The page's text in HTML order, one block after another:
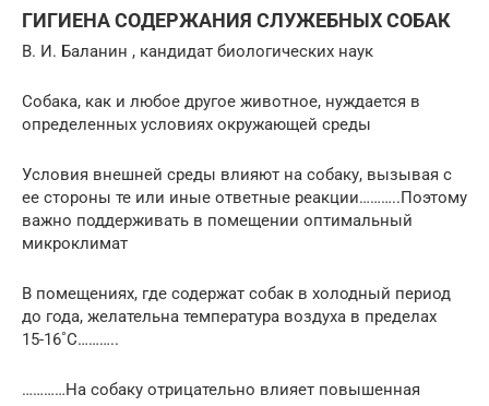
ГИГИЕНА СОДЕРЖАНИЯ СЛУЖЕБНЫХ СОБАК
В. И. Баланин , кандидат биологических наук
Собака, как и любое другое животное, нуждается в
определенных условиях окружающей среды
Условия внешней среды влияют на собаку, вызывая с
ее стороны те или иные ответные реакции………..Поэтому
важно поддержи­вать в помещении оптимальный
микроклимат
В помещениях, где содержат собак в холодный период
до года, желательна температура воздуха в пределах
15­-16˚С………..
…………На собаку отрицательно влияет повышенная